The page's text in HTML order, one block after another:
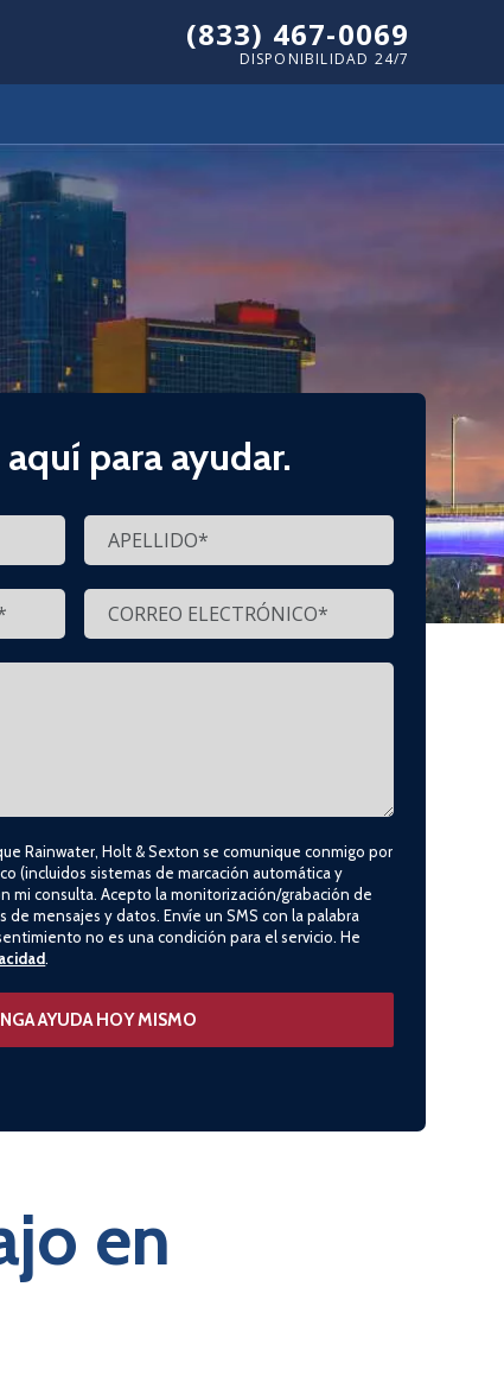
(833) 467-0069
DISPONIBILIDAD 24/7
para ayudar.
Rainwater, Holt & Sexton se comunique conmigo por
(incluidos sistemas de marcación automática y
mi consulta. Acepto la monitorización/grabación de
de mensajes y datos. Envíe un SMS con la palabra
no es una condición para el servicio. He
.
en